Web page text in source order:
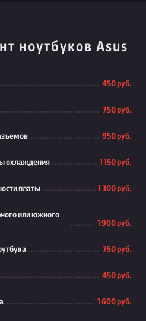
ноутбуков Asus
450 руб.
750 руб.
950 руб.
охлаждения 1 150 руб.
платы 1 300 руб.
или южного
1 900 руб.
750 руб.
450 руб.
1 600 руб.